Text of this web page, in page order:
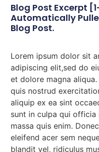
Blog Post Excerpt
Automatically
Blog Post.
Lorem ipsum dolor sit
adipiscing elit,sed do
et dolore magna
quis nostrud
aliquip ex ea sint
sunt in culpa qui
massa quis enim.
eleifend acer sem
blandit vel, ridiculus